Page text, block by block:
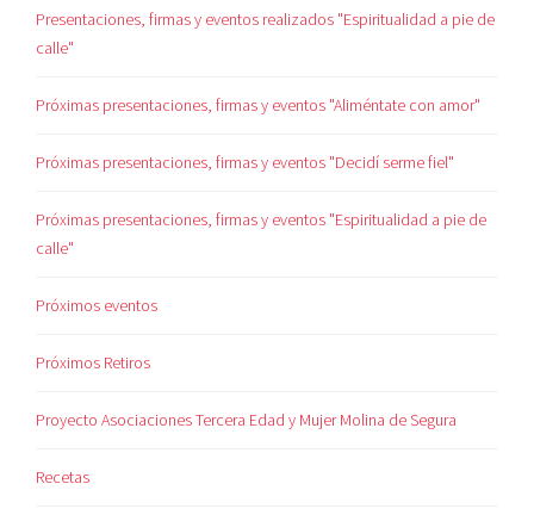
Presentaciones, firmas y eventos realizados "Espiritualidad a pie de
calle"
Próximas presentaciones, firmas y eventos "Aliméntate con amor"
Próximas presentaciones, firmas y eventos "Decidí serme fiel"
Próximas presentaciones, firmas y eventos "Espiritualidad a pie de
calle"
Próximos eventos
Próximos Retiros
Proyecto Asociaciones Tercera Edad y Mujer Molina de Segura
Recetas